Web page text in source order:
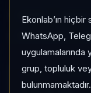
Ekonlab’ın
WhatsApp,
uygulamalarında
grup, topluluk
bulunmamaktadır.
APEPE APEPE/
Risk:Düşük
1 AY VE 3 AY